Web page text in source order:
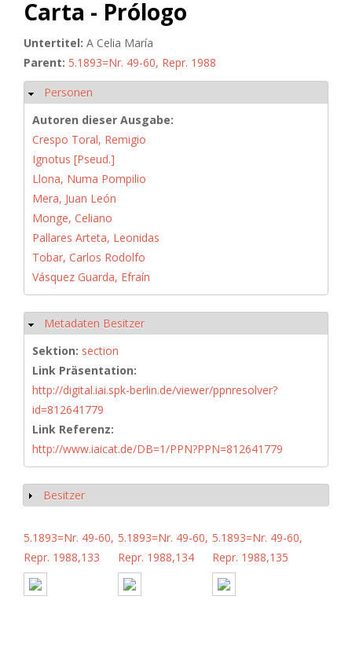
Carta - Prólogo
Untertitel: A Celia María
Parent: 5.1893=Nr. 49-60, Repr. 1988
Ausblenden
Personen
Autoren dieser Ausgabe:
Crespo Toral, Remigio
Ignotus [Pseud.]
Llona, Numa Pompilio
Mera, Juan León
Monge, Celiano
Pallares Arteta, Leonidas
Tobar, Carlos Rodolfo
Vásquez Guarda, Efraín
Ausblenden
Metadaten Besitzer
Sektion: section
Link Präsentation:
http://digital.iai.spk-berlin.de/viewer/ppnresolver?
id=812641779
Link Referenz:
http://www.iaicat.de/DB=1/PPN?PPN=812641779
Anzeigen
Besitzer
5.1893=Nr. 49-60,
Repr. 1988,133
5.1893=Nr. 49-60,
Repr. 1988,134
5.1893=Nr. 49-60,
Repr. 1988,135